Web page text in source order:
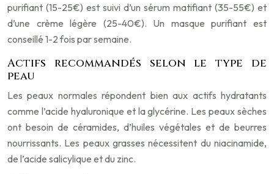
purifiant (15-25€) est suivi d’un sérum matifiant (35-55€) et
d’une crème légère (25-40€). Un masque purifiant est
conseillé 1-2 fois par semaine.
Actifs recommandés selon le type de
peau
Les peaux normales répondent bien aux actifs hydratants
comme l’acide hyaluronique et la glycérine. Les peaux sèches
ont besoin de céramides, d’huiles végétales et de beurres
nourrissants. Les peaux grasses nécessitent du niacinamide,
de l’acide salicylique et du zinc.